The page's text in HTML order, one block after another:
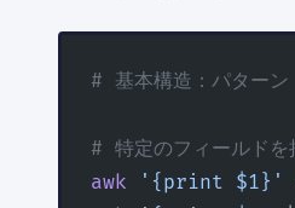
# 基本構造：パター
# 特定のフィールドを
awk '{print $1}'